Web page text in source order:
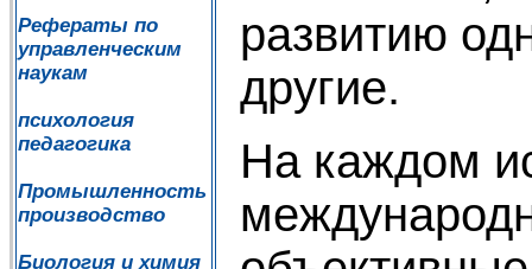
Рефераты по
управленческим
наукам
психология
педагогика
Промышленность
производство
Биология и химия
развитию
другие.
На каждом